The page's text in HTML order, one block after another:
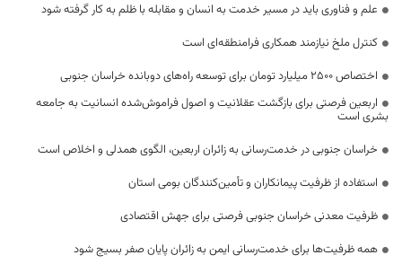
علم و فناوری باید در مسیر خدمت به انسان و مقابله با ظلم به کار گرفته شود
کنترل ملخ نیازمند همکاری فرامنطقه‌ای است
اختصاص 2500 میلیارد تومان برای توسعه راه‌های دوبانده خراسان جنوبی
اربعین فرصتی برای بازگشت عقلانیت و اصول فراموش‌شده انسانیت به جامعه
بشری است
خراسان جنوبی در خدمت‌رسانی به زائران اربعین، الگوی همدلی و اخلاص است
استفاده از ظرفیت پیمانکاران و تأمین‌کنندگان بومی استان
ظرفیت معدنی خراسان جنوبی فرصتی برای جهش اقتصادی
همه ظرفیت‌ها برای خدمت‌رسانی ایمن به زائران پایان صفر بسیج شود